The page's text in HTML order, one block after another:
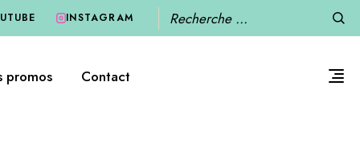
INSTAGRAM
Recherche
promos Contact